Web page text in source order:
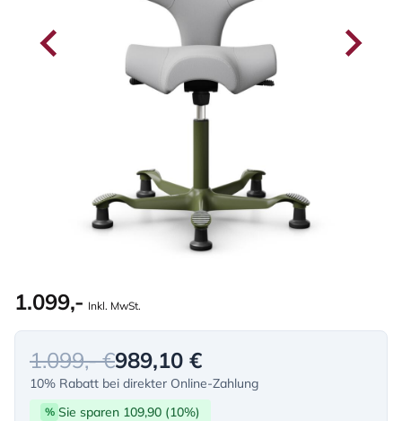
1.099,- Inkl. MwSt.
1.099,- €989,10 €
10% Rabatt bei direkter Online-Zahlung
% Sie sparen 109,90 (10%)